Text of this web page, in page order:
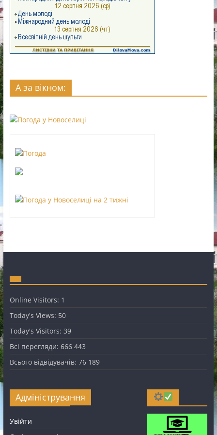
А за вікном:
Online Visitors: 1
Today's Views: 50
Today's Visitors: 39
Всі перегляди: 666 443
Всього відвідувачів: 76 189
Адміністрування
Увійти